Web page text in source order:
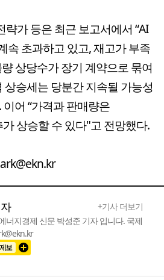
략가 등은 최근 보고서에서 “AI
속 초과하고 있고, 재고가 부족
상당수가 장기 계약으로 묶여
상승세는 당분간 지속될 가능성
어 “가격과 판매량은
상승할 수 있다"고 전망했다.
+기사 더보기
너지경제 신문 박성준 기자 입니다. 국제